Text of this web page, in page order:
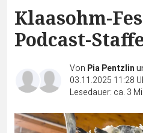
Klaasohm-
Podcast-
Von Pia Pentzlin
03.11.2025 11:28
Lesedauer: ca. 3